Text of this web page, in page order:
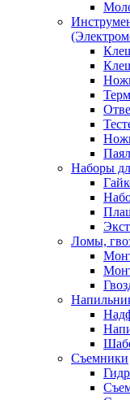
Наборы
Ломы,
Съемники